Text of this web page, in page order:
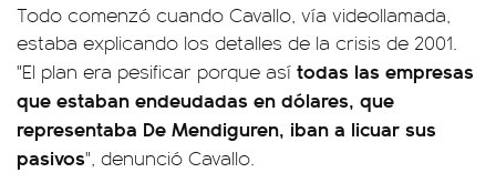
Todo comenzó cuando Cavallo, vía videollamada,
estaba explicando los detalles de la crisis de 2001.
"El plan era pesificar porque así todas las empresas
que estaban endeudadas en dólares, que
representaba De Mendiguren, iban a licuar sus
pasivos", denunció Cavallo.